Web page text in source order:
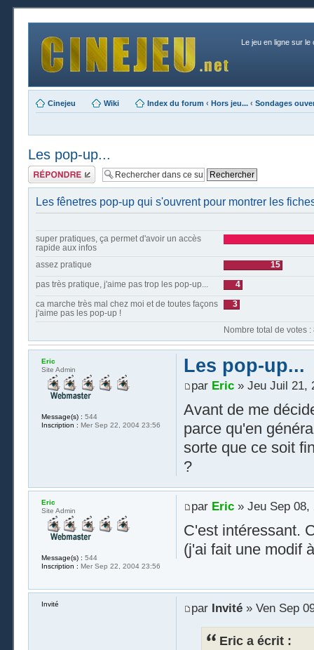
Le jeu en ligne sur le
Cinejeu Wiki Index du forum ‹ Hors jeu... ‹ Sondages
Les pop-up...
Publier une
réponse
Les fênetres pop-up qui s'ouvrent pour montrer les
super pratiques, ça permet d'avoir un accès
rapide aux infos
assez pratique
15
pas très pratique, j'aime pas trop les pop-up...
4
ca marche très mal chez moi et de toutes façons
j'aime pas les pop-up !
3
Les pop-up...
par Eric» Jeu Juil 21,
Avant de me
parce qu'en
sorte que ce soit
?
Eric
Site Admin
Message(s) : 544
Inscription : Mer Sep 22, 2004 23:56
par Eric» Jeu Sep 08,
C'est intéressant.
(j'ai fait une modif
Eric
Site Admin
Message(s) : 544
Inscription : Mer Sep 22, 2004 23:56
par Invité» Ven Sep
Eric a écrit :
Invité